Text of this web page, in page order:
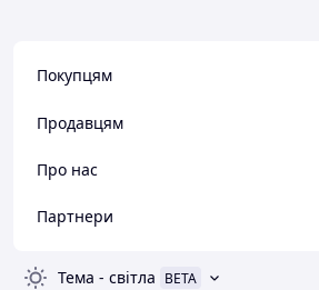
Покупцям
Продавцям
Про нас
Партнери
Тема - світла BETA